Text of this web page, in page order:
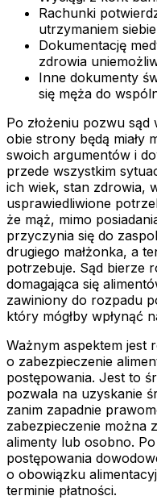
Rachunki
utrzymaniem
Dokumentację
zdrowia
Inne dokumenty
się męża do
Po złożeniu pozwu
obie strony będą miały
swoich argumentów i
przede wszystkim
ich wiek, stan zdrowia,
usprawiedliwione
że mąż, mimo
przyczynia się do
drugiego małżonka, a
potrzebuje. Sąd bierze
domagająca się
zawiniony do rozpadu
który mógłby wpłynąć
Ważnym aspektem jest
o zabezpieczenie
postępowania. Jest to
pozwala na uzyskanie
zanim zapadnie
zabezpieczenie można
alimenty lub osobno.
postępowania
o obowiązku
terminie płatności.